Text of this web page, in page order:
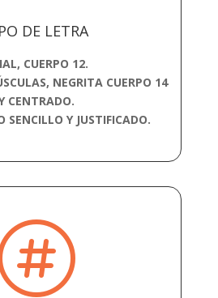
DE LETRA
CUERPO 12.
NEGRITA CUERPO 14
CENTRADO.
SENCILLO Y JUSTIFICADO.